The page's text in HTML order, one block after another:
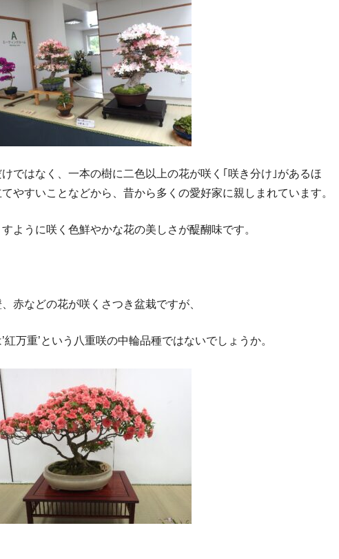
ではなく、一本の樹に二色以上の花が咲く｢咲き分け｣があるほ
やすいことなどから、昔から多くの愛好家に親しまれています。
ように咲く色鮮やかな花の美しさが醍醐味です。
赤などの花が咲くさつき盆栽ですが、
万重’という八重咲の中輪品種ではないでしょうか。